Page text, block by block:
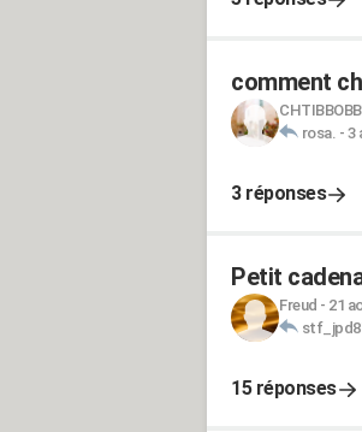
comment
rosa. - 3
3 réponses
Petit
Freud - 21
15 réponses